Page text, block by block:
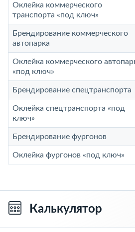
Оклейка коммерческого
транспорта «под ключ»
Брендирование коммерческого
автопарка
Оклейка коммерческого
«под ключ»
Брендирование спецтранспорта
Оклейка спецтранспорта «под
ключ»
Брендирование фургонов
Оклейка фургонов «под ключ»
Калькулятор